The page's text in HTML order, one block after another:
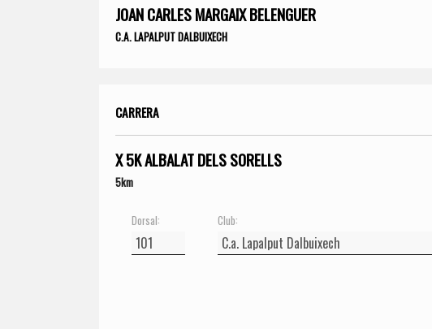
JOAN CARLES MARGAIX BELENGUER
C.A. LAPALPUT DALBUIXECH
CARRERA
X 5K ALBALAT DELS SORELLS
5km
Dorsal: Club: